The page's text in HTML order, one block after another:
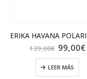
139,00€ El
precio
original
era:
99,00€El
LEER MÁS